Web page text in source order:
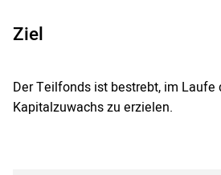
Ziel
Der Teilfonds ist bestrebt, im Laufe
Kapitalzuwachs zu erzielen.